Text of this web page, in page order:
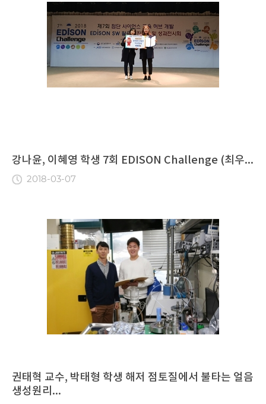
강나윤, 이혜영 학생 7회 EDISON Challenge (최우...
2018-03-07
권태혁 교수, 박태형 학생 해저 점토질에서 불타는 얼음
생성원리...